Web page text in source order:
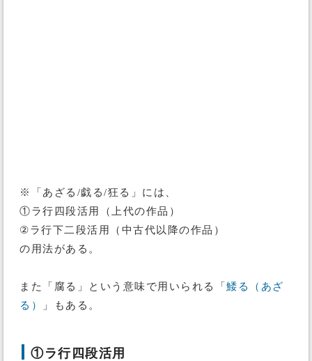
※「あざる/戯る/狂る」には、
①ラ行四段活用（上代の作品）
②ラ行下二段活用（中古代以降の作品）
の用法がある。
また「腐る」という意味で用いられる「 鯘る（あざ
る）
」もある。
①ラ行四段活用